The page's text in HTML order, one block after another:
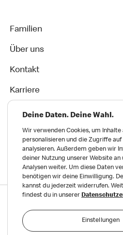
Familien
Über uns
Kontakt
Karriere
Deine Daten. Deine Wahl.
Wir verwenden Cookies, um Inhalte
personalisieren und die Zugriffe auf
analysieren. Außerdem geben wir
deiner Nutzung unserer Website an
Analysen weiter. Um diese Daten
benötigen wir deine Einwilligung.
kannst du jederzeit widerrufen.
findest du in unserer
Einstellungen